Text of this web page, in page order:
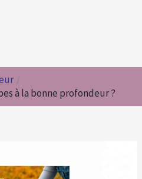
à la bonne profondeur ?